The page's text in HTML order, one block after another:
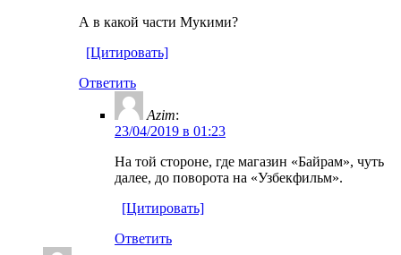
А в какой части Мукими?
[Цитировать]
Ответить
Azim:
23/04/2019 в 01:23
На той стороне, где магазин «Байрам», чуть
далее, до поворота на «Узбекфильм».
[Цитировать]
Ответить